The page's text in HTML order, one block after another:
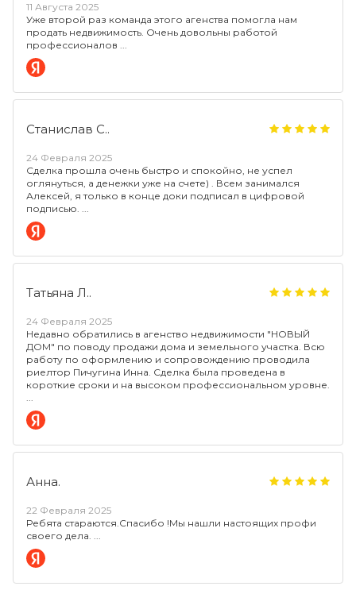
11 Августа 2025
Уже второй раз команда этого агенства помогла нам
продать недвижимость. Очень довольны работой
профессионалов
Станислав С..
24 Февраля 2025
Сделка прошла очень быстро и спокойно, не успел
оглянуться, а денежки уже на счете) . Всем занимался
Алексей, я только в конце доки подписал в цифровой
подписью.
Татьяна Л..
24 Февраля 2025
Недавно обратились в агенство недвижимости "НОВЫЙ
ДОМ" по поводу продажи дома и земельного участка. Всю
работу по оформлению и сопровождению проводила
риелтор Пичугина Инна. Сделка была проведена в
короткие сроки и на высоком профессиональном уровне.
Анна.
22 Февраля 2025
Ребята стараются.Спасибо !Мы нашли настоящих профи
своего дела.